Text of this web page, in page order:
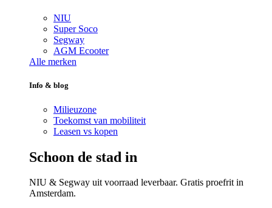
NIU
Super Soco
Segway
AGM Ecooter
Alle merken
Info & blog
Milieuzone
Toekomst van mobiliteit
Leasen vs kopen
Schoon de stad in
NIU & Segway uit voorraad leverbaar. Gratis proefrit in
Amsterdam.